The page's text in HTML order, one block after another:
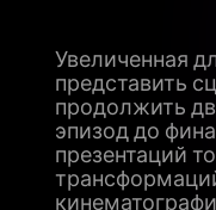
Увеличенная
представить
продолжить
эпизод до
презентаций